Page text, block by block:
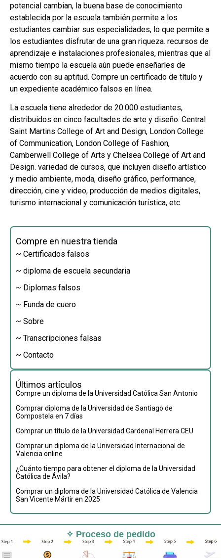
Compre en nuestra tienda
~ Certificados falsos
~ diploma de escuela secundaria
~ Diplomas falsos
~ Funda de cuero
~ Sobre
~ Transcripciones falsas
~ Contacto
Últimos artículos
Compre un diploma de la Universidad Católica San Antonio
Comprar diploma de la Universidad de Santiago de
Compostela en 7 días
Comprar un título de la Universidad Cardenal Herrera CEU
Comprar un diploma de la Universidad Internacional de
Valencia online
¿Cuánto tiempo para obtener el diploma de la Universidad
Católica de Ávila?
Comprar un diploma de la Universidad Católica de Valencia
San Vicente Mártir en 2025
potencial cambian, la buena base de conocimiento
establecida por la escuela también permite a los
estudiantes cambiar sus especialidades, lo que permite a
los estudiantes disfrutar de una gran riqueza. recursos de
aprendizaje e instalaciones profesionales, mientras que al
mismo tiempo la escuela aún puede enseñarles de
acuerdo con su aptitud. Compre un certificado de título y
un expediente académico falsos en línea.
La escuela tiene alrededor de 20.000 estudiantes,
distribuidos en cinco facultades de arte y diseño: Central
Saint Martins College of Art and Design, London College
of Communication, London College of Fashion,
Camberwell College of Arts y Chelsea College of Art and
Design. variedad de cursos, que incluyen diseño artístico
y medio ambiente, moda, diseño gráfico, performance,
dirección, cine y video, producción de medios digitales,
turismo internacional y comunicación turística, etc.
✧ Proceso de pedido